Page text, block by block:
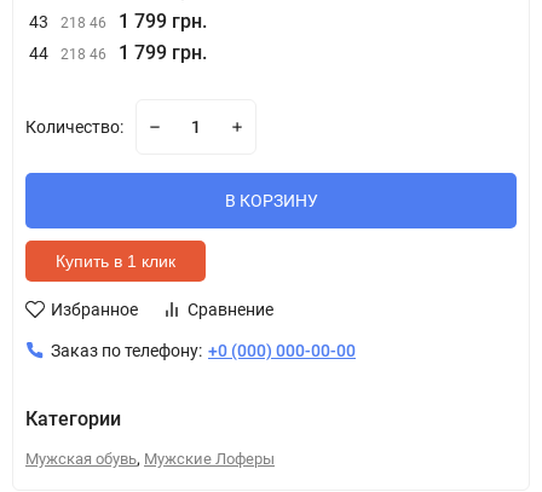
43 218 46 1 799 грн.
44 218 46 1 799 грн.
Количество:
В КОРЗИНУ
Купить в 1 клик
Избранное Сравнение
Заказ по телефону: +0 (000) 000-00-00
Категории
Мужская обувь, Мужские Лоферы